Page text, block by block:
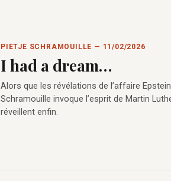
PIETJE SCHRAMOUILLE — 11/02/2026
I had a dream…
Alors que les révélations de l’affaire
Schramouille invoque l’esprit de Martin
réveillent enfin.